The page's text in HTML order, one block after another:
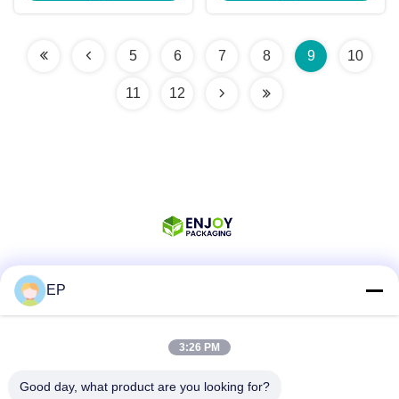
5 6 7 8 9 10
11 12
Быстрый контакт
EP
3:26 PM
Good day, what product are you looking for?